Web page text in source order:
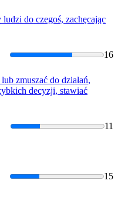
do czegoś, zachęcając
16
lub zmuszać do działań,
decyzji, stawiać
11
15